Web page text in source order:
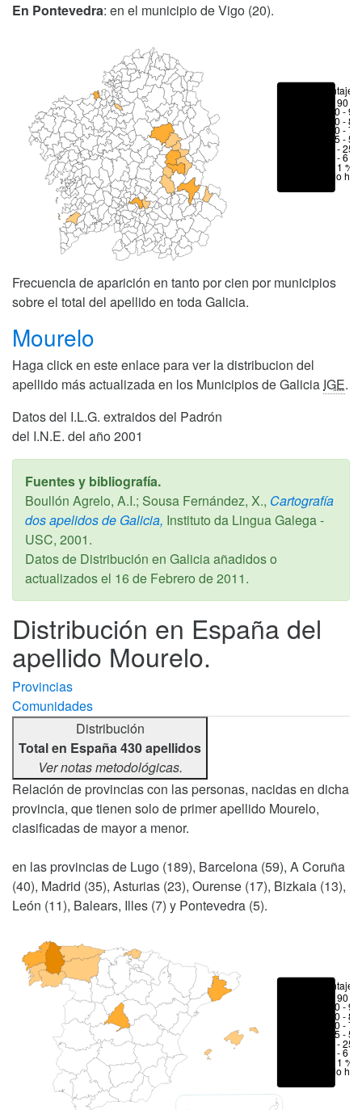
En Pontevedra: en el municipio de Vigo (20).
Porcentajes
> 90 %
80 -
70 -
50 -
25 -
6 - 25
1 - 6 %
< 1 %
No hay
Frecuencia de aparición en tanto por cien por municipios
sobre el total del apellido en toda Galicia.
Mourelo
Haga click en este enlace para ver la distribucion del
apellido más actualizada en los Municipios de Galicia IGE.
Datos del I.L.G. extraidos del Padrón
del I.N.E. del año 2001
Fuentes y bibliografía.
Boullón Agrelo, A.I.; Sousa Fernández, X., Cartografía
dos apelidos de Galicia, Instituto da Lingua Galega -
USC, 2001.
Datos de Distribución en Galicia añadidos o
actualizados el 16 de Febrero de 2011.
Distribución en España del
apellido Mourelo.
Provincias
Comunidades
Distribución
Total en España 430 apellidos
Ver notas metodológicas.
Relación de provincias con las personas, nacidas en dicha
provincia, que tienen solo de primer apellido Mourelo,
clasificadas de mayor a menor.
en las provincias de Lugo (189), Barcelona (59), A Coruña
(40), Madrid (35), Asturias (23), Ourense (17), Bizkaia (13),
León (11), Balears, Illes (7) y Pontevedra (5).
Porcentajes
> 90 %
80 -
70 -
50 -
25 -
6 - 25
1 - 6 %
< 1 %
No hay